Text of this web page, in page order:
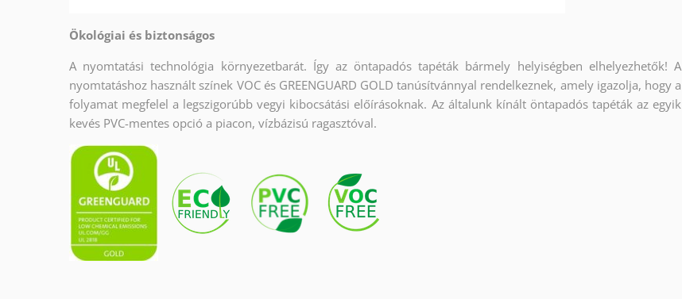
Ökológiai és biztonságos
A nyomtatási technológia környezetbarát. Így az öntapadós tapéták bármely helyiségben elhelyezhetők! A
nyomtatáshoz használt színek VOC és GREENGUARD GOLD tanúsítvánnyal rendelkeznek, amely igazolja, hogy a
folyamat megfelel a legszigorúbb vegyi kibocsátási előírásoknak. Az általunk kínált öntapadós tapéták az egyik
kevés PVC-mentes opció a piacon, vízbázisú ragasztóval.